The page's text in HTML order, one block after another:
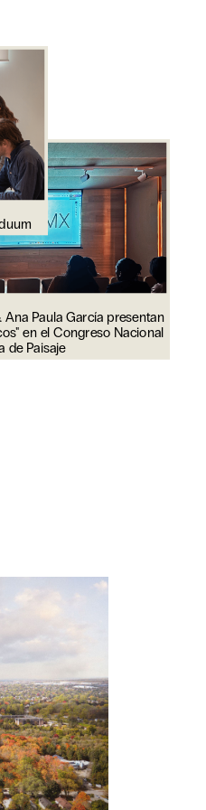
Paula García presentan
en el Congreso Nacional
de Paisaje